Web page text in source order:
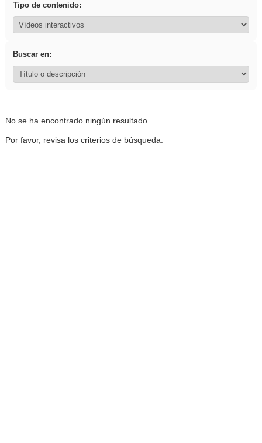
Tipo de contenido:
Buscar en:
No se ha encontrado ningún resultado.
Por favor, revisa los criterios de búsqueda.